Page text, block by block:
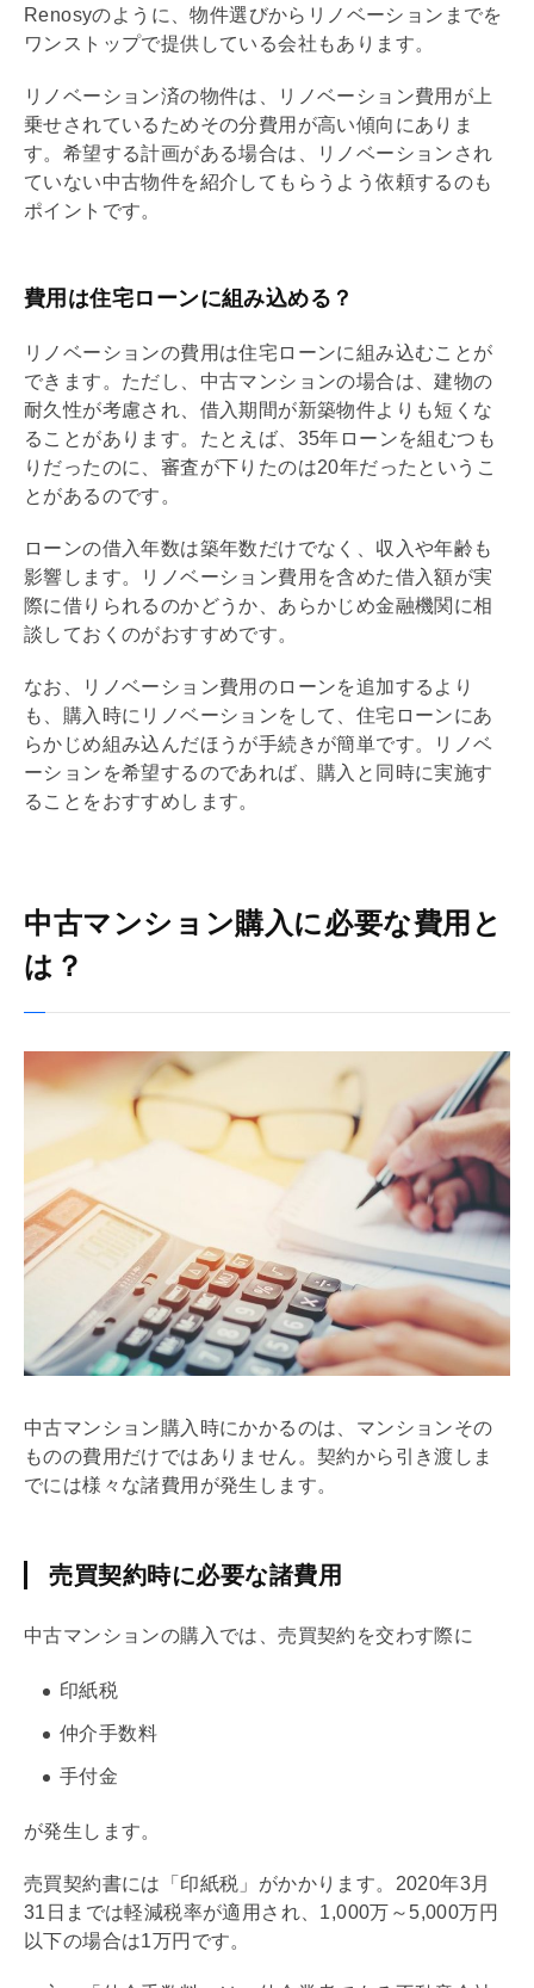
Renosyのように、物件選びから リノベーション までを
ワンストップで提供している会社もあります。
リノベーション済の物件は、 リノベーション費用が上
乗せされているためその分費用が高い傾向にありま
す。希望する計画がある場合は、
リノベーション され
ていない中古物件を紹介してもらうよう依頼するのも
ポイントです。
費用は住宅ローンに組み込める？
リノベーションの費用は住宅ローンに組み込むことが
できます。ただし、中古マンションの場合は、建物の
耐久性が考慮され、借入期間が新築物件よりも短くな
ることがあります。たとえば、35年ローンを組むつも
りだったのに、審査が下りたのは20年だったというこ
とがあるのです。
ローンの借入年数は築年数だけでなく、収入や年齢も
影響します。
リノベーション費用を含めた借入額が実
際に借りられるのかどうか、あらかじめ金融機関に相
談しておくのがおすすめです。
なお、 リノベーション費用のローンを追加するより
も、購入時に リノベーションをして、 住宅ローンにあ
らかじめ組み込んだほうが手続きが簡単です。
リノベ
ーション を希望するのであれば、購入と同時に実施す
ることをおすすめします。
中古マンション購入に必要な費用と
は？
中古マンション購入時にかかるのは、マンションその
ものの費用だけではありません。契約から引き渡しま
でには様々な諸費用が発生します。
売買契約時に必要な諸費用
中古マンションの購入では、売買契約 を交わす際に
印紙税
仲介手数料
手付金
が発生します。
売買契約書には「 印紙税 」がかかります。2020年3月
31日までは軽減税率が適用され、1,000万～5,000万円
以下の場合は1万円です。